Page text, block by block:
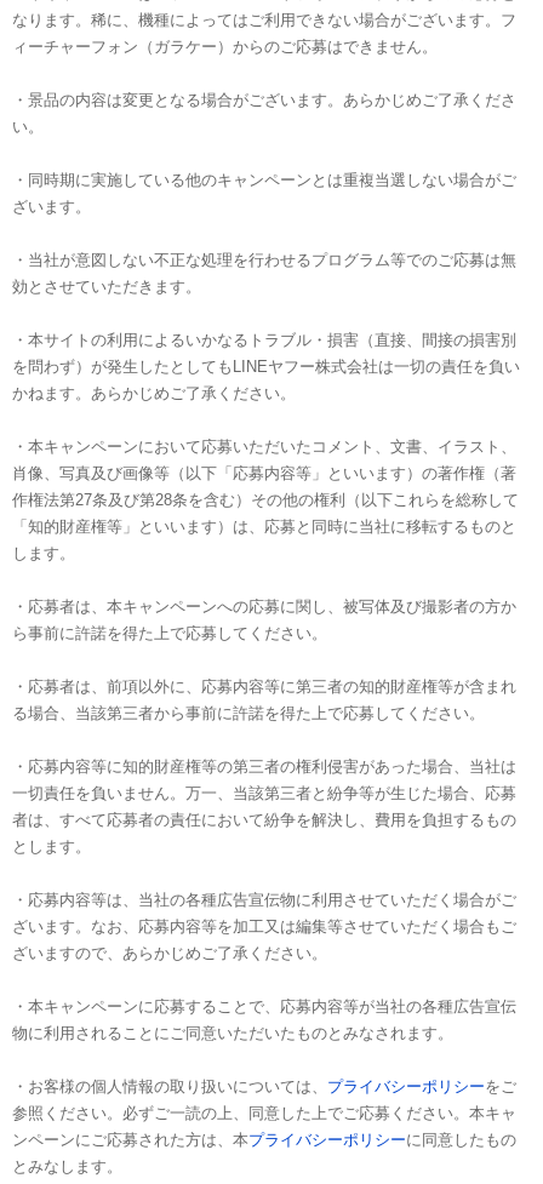
なります。稀に、機種によってはご利用できない場合がございます。フ
ィーチャーフォン（ガラケー）からのご応募はできません。
・景品の内容は変更となる場合がございます。あらかじめご了承くださ
い。
・同時期に実施している他のキャンペーンとは重複当選しない場合がご
ざいます。
・当社が意図しない不正な処理を行わせるプログラム等でのご応募は無
効とさせていただきます。
・本サイトの利用によるいかなるトラブル・損害（直接、間接の損害別
を問わず）が発生したとしてもLINEヤフー株式会社は一切の責任を負い
かねます。あらかじめご了承ください。
・本キャンペーンにおいて応募いただいたコメント、文書、イラスト、
肖像、写真及び画像等（以下「応募内容等」といいます）の著作権（著
作権法第27条及び第28条を含む）その他の権利（以下これらを総称して
「知的財産権等」といいます）は、応募と同時に当社に移転するものと
します。
・応募者は、本キャンペーンへの応募に関し、被写体及び撮影者の方か
ら事前に許諾を得た上で応募してください。
・応募者は、前項以外に、応募内容等に第三者の知的財産権等が含まれ
る場合、当該第三者から事前に許諾を得た上で応募してください。
・応募内容等に知的財産権等の第三者の権利侵害があった場合、当社は
一切責任を負いません。万一、当該第三者と紛争等が生じた場合、応募
者は、すべて応募者の責任において紛争を解決し、費用を負担するもの
とします。
・応募内容等は、当社の各種広告宣伝物に利用させていただく場合がご
ざいます。なお、応募内容等を加工又は編集等させていただく場合もご
ざいますので、あらかじめご了承ください。
・本キャンペーンに応募することで、応募内容等が当社の各種広告宣伝
物に利用されることにご同意いただいたものとみなされます。
・お客様の個人情報の取り扱いについては、 プライバシーポリシーをご
参照ください。必ずご一読の上、同意した上でご応募ください。本キャ
ンペーンにご応募された方は、本プライバシーポリシーに同意したもの
とみなします。